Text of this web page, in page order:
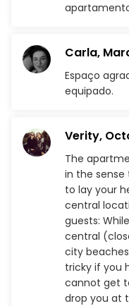
Carla,
Espaço
equipado.
Verity,
The
in the
to lay your
central
guests:
central
city
tricky if you
cannot get
drop you at